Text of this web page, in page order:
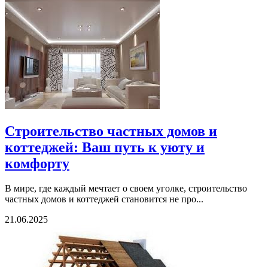
Строительство частных домов и
коттеджей: Ваш путь к уюту и
комфорту
В мире, где каждый мечтает о своем уголке, строительство
частных домов и коттеджей становится не про...
21.06.2025